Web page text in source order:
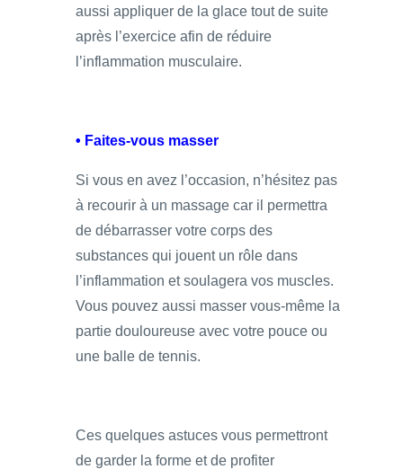
aussi appliquer de la glace tout de suite
après l’exercice afin de réduire
l’inflammation musculaire.
• Faites-vous masser
Si vous en avez l’occasion, n’hésitez pas
à recourir à un massage car il permettra
de débarrasser votre corps des
substances qui jouent un rôle dans
l’inflammation et soulagera vos muscles.
Vous pouvez aussi masser vous-même la
partie douloureuse avec votre pouce ou
une balle de tennis.
Ces quelques astuces vous permettront
de garder la forme et de profiter